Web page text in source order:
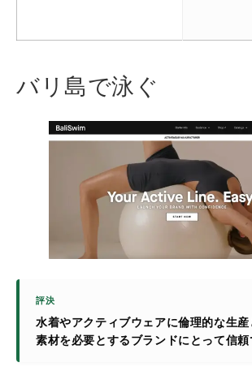
バリ島で泳ぐ
評決
水着やアクティブウェアに倫理的な生
素材を必要とするブランドにとって信